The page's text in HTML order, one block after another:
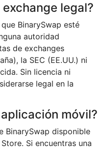
legal?
BinarySwap esté
autoridad
de exchanges
la SEC (EE.UU.) ni
Sin licencia ni
legal en la
móvil?
BinarySwap disponible
Si encuentras una